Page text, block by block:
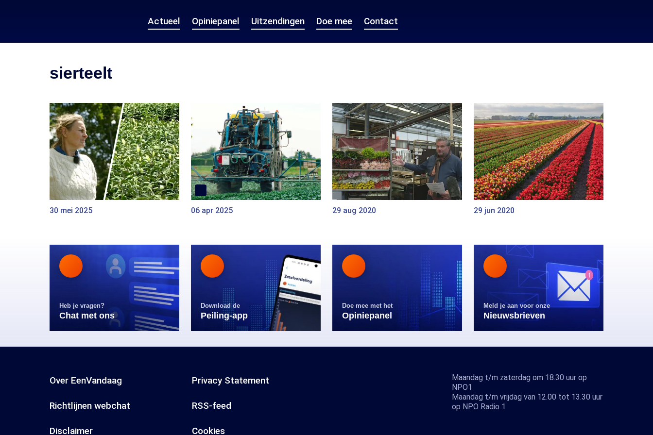
Actueel Opiniepanel Uitzendingen Doe mee Contact
sierteelt
30 mei 2025 06 apr 2025 29 aug 2020 29 jun 2020
Heb je vragen?
Chat met ons
Download de
Peiling-app
Doe mee met het
Opiniepanel
Meld je aan voor onze
Nieuwsbrieven
Over EenVandaag Privacy Statement
Richtlijnen webchat RSS-feed
Disclaimer Cookies
Maandag t/m zaterdag om 18.30 uur op
NPO1
Maandag t/m vrijdag van 12.00 tot 13.30 uur
op NPO Radio 1